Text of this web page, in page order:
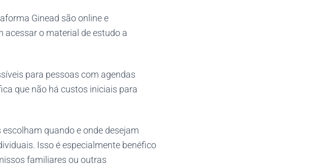
Ginead são online e
o material de estudo a
para pessoas com agendas
que não há custos iniciais para
quando e onde desejam
Isso é especialmente benéfico
familiares ou outras